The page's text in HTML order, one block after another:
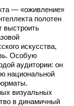
— «оживление»
полотен
выстроить
искусства,
Особую
аудитории: он
национальной
визуальных
в динамичный